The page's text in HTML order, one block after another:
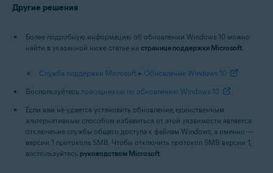
Другие решения
Более подробную информацию об обновлении Windows 10 можно
найти в указанной ниже статье на странице поддержки Microsoft.
Служба поддержки Microsoft ▸ Обновление Windows 10
Воспользуйтесь помощником по обновлению Windows 10
.
Если вам не удается установить обновление, единственным
альтернативным способом избавиться от этой уязвимости является
отключение службы общего доступа к файлам Windows, а именно —
версии 1 протокола SMB. Чтобы отключить протокол SMB версии 1,
воспользуйтесь руководством Microsoft.